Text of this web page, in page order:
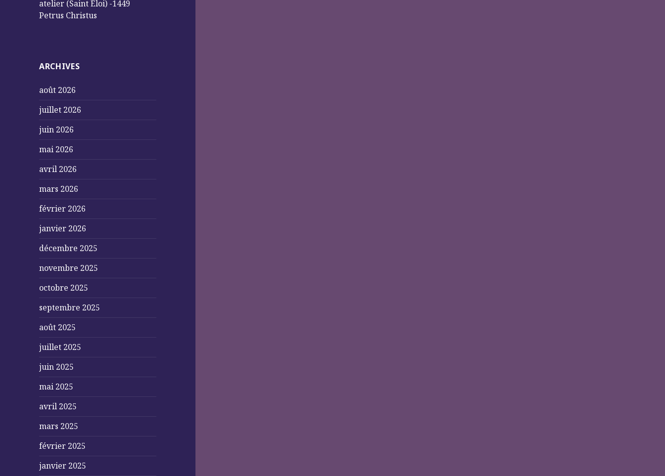
atelier (Saint Éloi) -1449
Petrus Christus
ARCHIVES
août 2026
juillet 2026
juin 2026
mai 2026
avril 2026
mars 2026
février 2026
janvier 2026
décembre 2025
novembre 2025
octobre 2025
septembre 2025
août 2025
juillet 2025
juin 2025
mai 2025
avril 2025
mars 2025
février 2025
janvier 2025